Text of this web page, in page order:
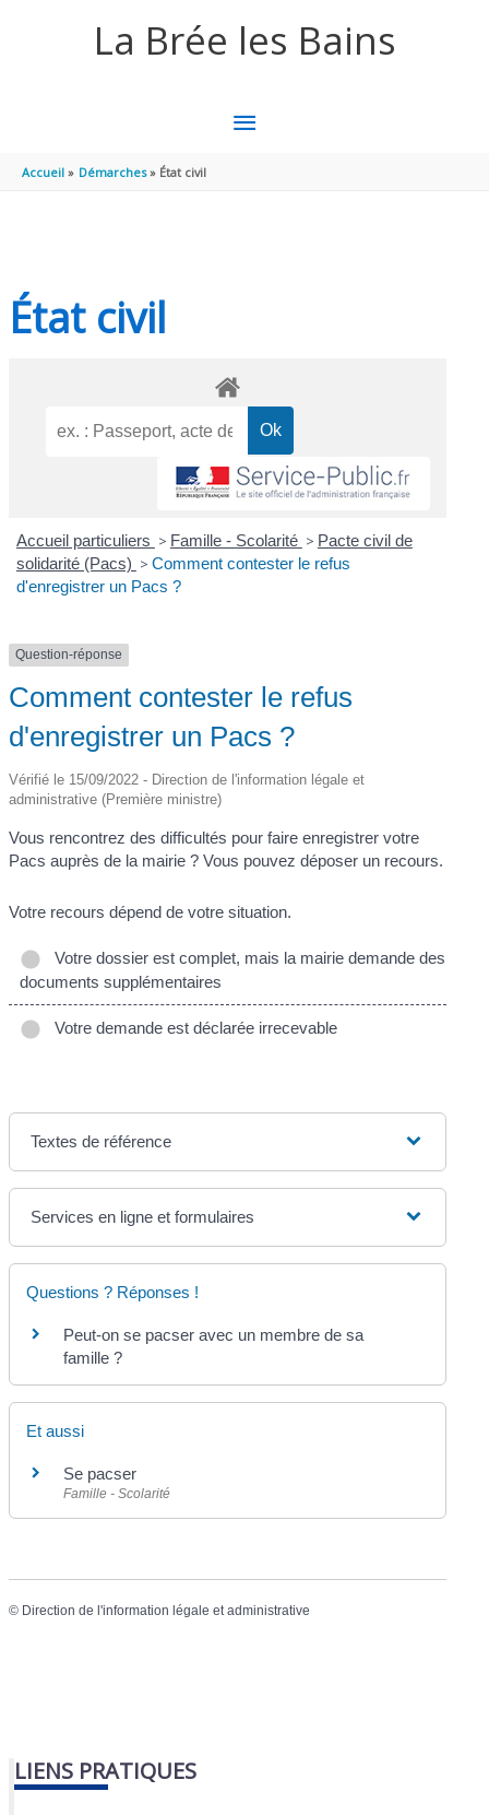
La Brée les Bains
MENU
Accueil Démarches État civil
État civil
Accueil particuliers > Famille - Scolarité > Pacte civil de
solidarité (Pacs) > Comment contester le refus
d'enregistrer un Pacs ?
Question-réponse
Comment contester le refus
d'enregistrer un Pacs ?
Vérifié le 15/09/2022 - Direction de l'information légale et
administrative (Première ministre)
Vous rencontrez des difficultés pour faire enregistrer votre
Pacs auprès de la mairie ? Vous pouvez déposer un recours.
Votre recours dépend de votre situation.
Votre dossier est complet, mais la mairie demande des
documents supplémentaires
Votre demande est déclarée irrecevable
Textes de référence
Services en ligne et formulaires
Questions ? Réponses !
Peut-on se pacser avec un membre de sa
famille ?
Et aussi
Se pacser
Famille - Scolarité
© Direction de l'information légale et administrative
LIENS PRATIQUES